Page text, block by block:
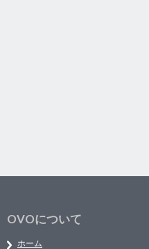
OVOについて
ホーム